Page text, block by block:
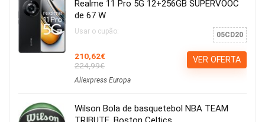
Realme 11 Pro 5G 12+256GB SUPERVOOC
de 67 W
Usar o cupão: 05CD20
210,62€
224,99€
Aliexpress Europa
VER OFERTA
Wilson Bola de basquetebol NBA TEAM